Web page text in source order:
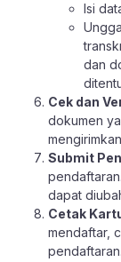
Isi
dan
Cek dan
dokumen
Submit
dapat
Cetak
mendaftar,
pendaftaran.